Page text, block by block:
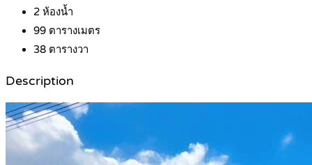
2 ห้องน้ำ
99 ตารางเมตร
38 ตารางวา
Description